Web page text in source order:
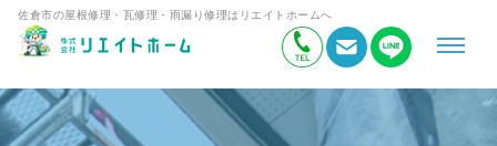
佐倉市の屋根修理・瓦修理・雨漏り修理はリエイトホームへ